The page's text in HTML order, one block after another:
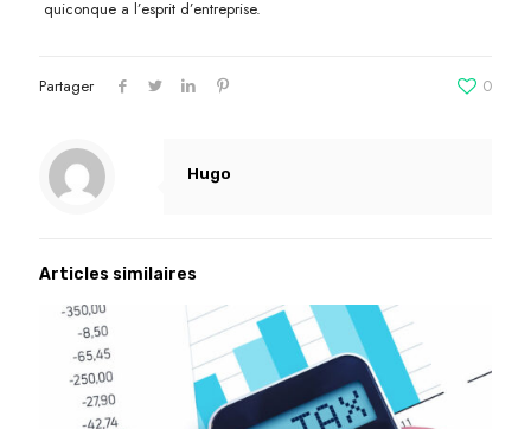
quiconque a l’esprit d’entreprise.
Partager 0
Hugo
Articles similaires